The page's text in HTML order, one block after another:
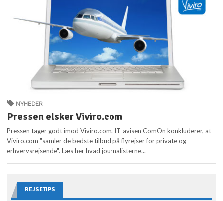
NYHEDER
Pressen elsker Viviro.com
Pressen tager godt imod Viviro.com. IT-avisen ComOn konkluderer, at
Viviro.com "samler de bedste tilbud på flyrejser for private og
erhvervsrejsende". Læs her hvad journalisterne...
REJSETIPS